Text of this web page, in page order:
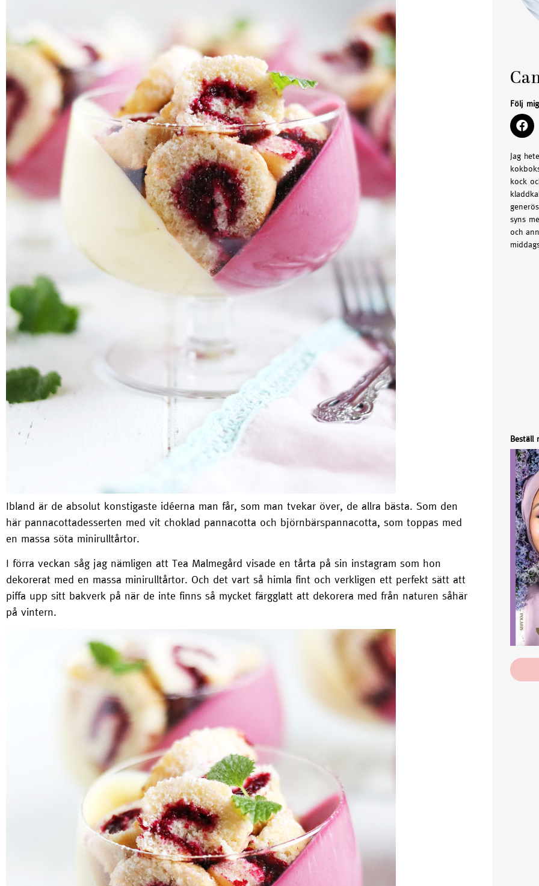
Ibland är de absolut konstigaste idéerna man får, som man tvekar över, de allra bästa. Som den
här pannacottadesserten med vit choklad pannacotta och björnbärspannacotta, som toppas med
en massa söta minirulltårtor.
I förra veckan såg jag nämligen att Tea Malmegård visade en tårta på sin instagram som hon
dekorerat med en massa minirulltårtor. Och det vart så himla fint och verkligen ett perfekt sätt att
piffa upp sitt bakverk på när de inte finns så mycket färgglatt att dekorera med från naturen såhär
på vintern.
Följ
Jag
kock
syns
och
Beställ